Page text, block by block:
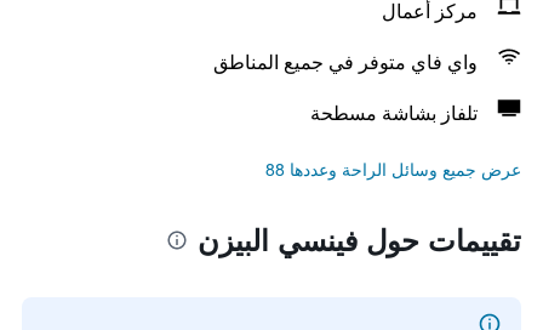
مركز أعمال
واي فاي متوفر في جميع المناطق
تلفاز بشاشة مسطحة
عرض جميع وسائل الراحة وعددها 88
تقييمات حول فينسي البيزن